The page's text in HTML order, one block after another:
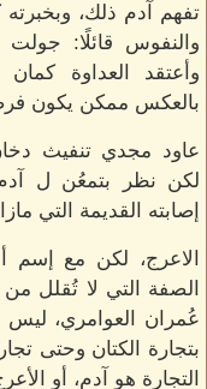
تفهم آدم ذلك،
والنفوس قائلًا:
وأعتقد العداوة
بالعكس ممكن يكون
عاود مجدي تنفيث
لكن نظر بتمعُن ل
إصابته القديمة التي
الاعرج، لكن مع إسم
الصفة التي لا تُقلل
عُمران العوامري، ليس
بتجارة الكتان وحتى
التجارة هو آدم، أو